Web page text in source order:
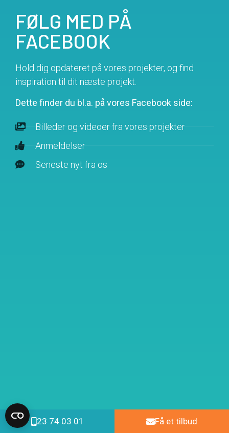
23 74 03 01 Få et tilbud
FØLG MED PÅ
FACEBOOK
Hold dig opdateret på vores projekter, og find
inspiration til dit næste projekt.
Dette finder du bl.a. på vores Facebook side:
Billeder og videoer fra vores projekter
Anmeldelser
Seneste nyt fra os